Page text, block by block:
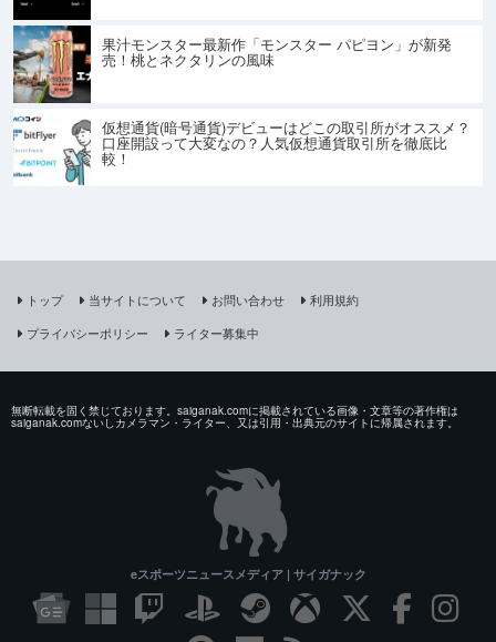
果汁モンスター最新作「モンスター パピヨン」が新発
売！桃とネクタリンの風味
仮想通貨(暗号通貨)デビューはどこの取引所がオススメ？
口座開設って大変なの？人気仮想通貨取引所を徹底比
較！
トップ 当サイトについて お問い合わせ
利用規約
プライバシーポリシー
ライター募集中
無断転載を固く禁じております。saiganak.comに掲載されている画像・文章等の著作権は
saiganak.comないしカメラマン・ライター、又は引用・出典元のサイトに帰属されます。
eスポーツニュースメディア | サイガナック